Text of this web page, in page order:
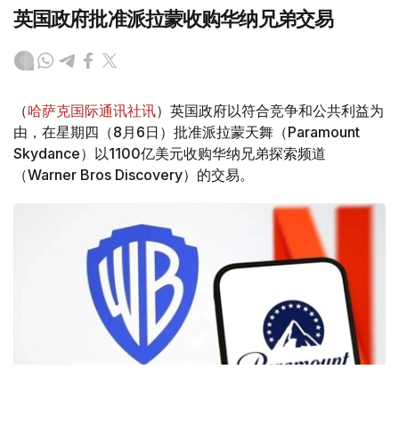
英国政府批准派拉蒙收购华纳兄弟交易
（哈萨克国际通讯社讯）英国政府以符合竞争和公共利益为
由，在星期四（8月6日）批准派拉蒙天舞（Paramount
Skydance）以1100亿美元收购华纳兄弟探索频道
（Warner Bros Discovery）的交易。